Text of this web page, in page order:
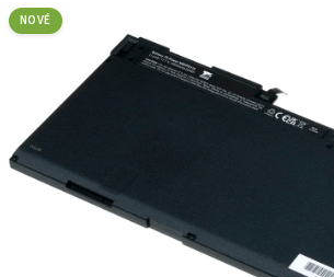
z
5
hvězdiček.
NOVÉ